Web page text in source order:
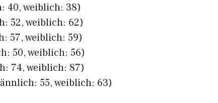
40, weiblich: 38)
52, weiblich: 62)
57, weiblich: 59)
50, weiblich: 56)
74, weiblich: 87)
55, weiblich: 63)